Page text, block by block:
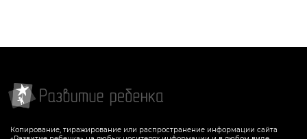
Копирование, тиражирование или распространение информации сайта